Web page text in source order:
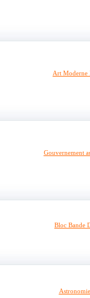
Art
Gouvernement
Bloc Bande